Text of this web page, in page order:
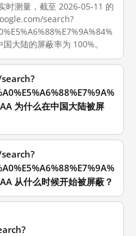
时测量，截至 2026-05-11 的
search?
大陆的屏蔽率为 100%。
为什么在中国大陆被屏
从什么时候开始被屏蔽？